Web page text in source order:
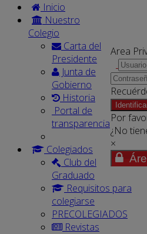
Area
Por
¿No
×
Inicio
Nuestro
Colegio
Carta del
Presidente
Junta de
Gobierno
Historia
Portal de
transparencia
Colegiados
Club del
Graduado
Requisitos para
colegiarse
PRECOLEGIADOS
Revistas